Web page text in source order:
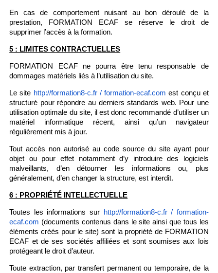
En cas de comportement nuisant au bon déroulé de la
prestation, FORMATION ECAF se réserve le droit de
supprimer l’accès à la formation.
5 : LIMITES CONTRACTUELLES
FORMATION ECAF ne pourra être tenu responsable de
dommages matériels liés à l’utilisation du site.
Le site http://formation8-c.fr / formation-ecaf.com est conçu et
structuré pour répondre au derniers standards web. Pour une
utilisation optimale du site, il est donc recommandé d’utiliser un
matériel informatique récent, ainsi qu’un navigateur
régulièrement mis à jour.
Tout accès non autorisé au code source du site ayant pour
objet ou pour effet notamment d’y introduire des logiciels
malveillants, d’en détourner les informations ou, plus
généralement, d’en changer la structure, est interdit.
6 : PROPRIÉTÉ INTELLECTUELLE
Toutes les informations sur
http://formation8-c.fr / formation-
ecaf.com (documents contenus dans le site ainsi que tous les
éléments créés pour le site) sont la propriété de FORMATION
ECAF et de ses sociétés affiliées et sont soumises aux lois
protégeant le droit d’auteur.
Toute extraction, par transfert permanent ou temporaire, de la